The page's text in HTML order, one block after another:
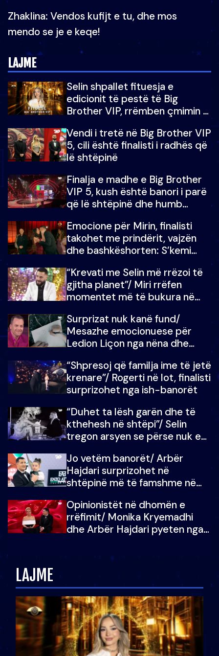
Zhaklina: Vendos kufijt e tu, dhe mos
mendo se je e keqe!
LAJME
Selin shpallet fituesja e
edicionit të pestë të Big
Brother VIP, rrëmben çmimin e
Vendi i tretë në Big Brother VIP
5, cili është finalisti i radhës që
lë shtëpinë
Finalja e madhe e Big Brother
VIP 5, kush është banori i parë
që lë shtëpinë dhe humb
çmimin e madh
Emocione për Mirin, finalisti
takohet me prindërit, vajzën
dhe bashkëshorten: S’kemi
“Krevati me Selin më rrëzoi të
gjitha planet”/ Miri rrëfen
momentet më të bukura në
mungojë zilja e mëngjesit kur…
Surprizat nuk kanë fund/
Mesazhe emocionuese për
Ledion Liçon nga nëna dhe
mban dot lotët: Nuk meritoj…
“Shpresoj që familja ime të jetë
krenare”/ Rogerti në lot, finalisti
surprizohet nga ish-banorët
“Duhet ta lësh garën dhe të
kthehesh në shtëpi”/ Selin
tregon arsyen se përse nuk e
çoja luftën time deri në fund
Jo vetëm banorët/ Arbër
Hajdari surprizohet në
shtëpinë më të famshme në
vajzën e tij
Opinionistët në dhomën e
rrëfimit/ Monika Kryemadhi
dhe Arbër Hajdari pyeten nga
LAJME